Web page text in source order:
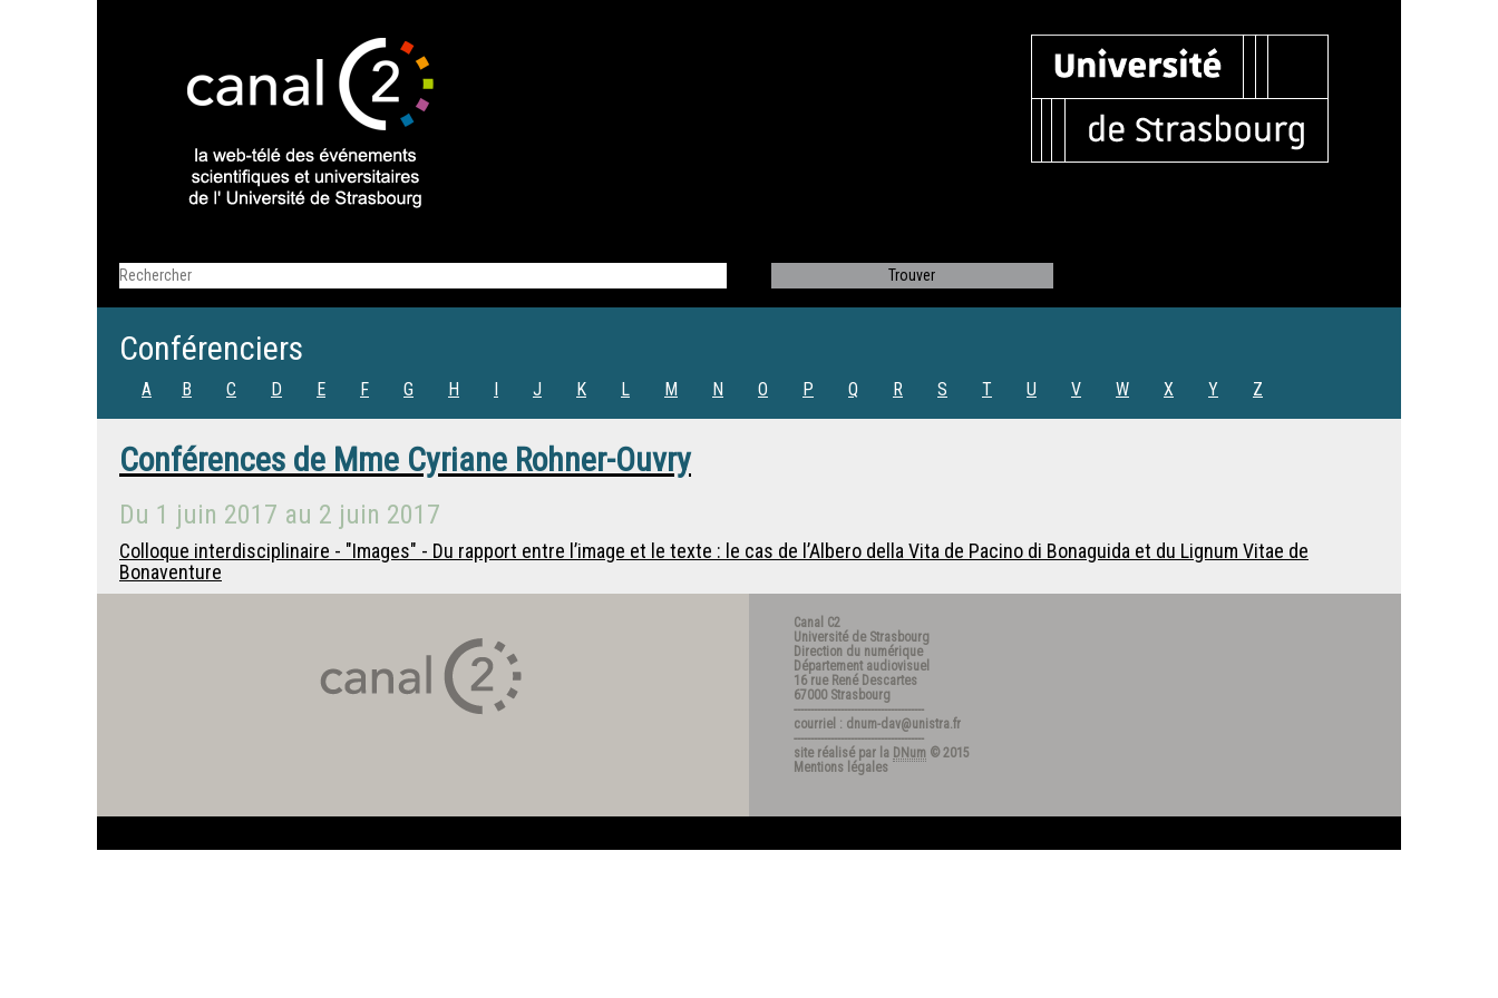
Conférenciers
A B C D E F G H I J K L M N O P Q R S T U V W X Y Z
Conférences de Mme Cyriane Rohner-Ouvry
Du 1 juin 2017 au 2 juin 2017
Colloque interdisciplinaire - "Images" - Du rapport entre l’image et le texte : le cas de l’Albero della Vita de Pacino di Bonaguida et du Lignum Vitae de
Bonaventure
Canal C2
Université de Strasbourg
Direction du numérique
Département audiovisuel
16 rue René Descartes
67000 Strasbourg
---------------------------------------
courriel : dnum-dav@unistra.fr
---------------------------------------
site réalisé par la DNum © 2015
Mentions légales